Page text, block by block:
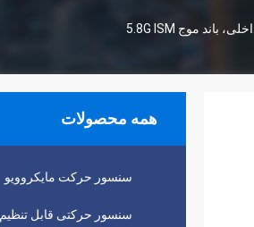
همه محصولات
سنسور حرکت مایکروویو
سنسور حرکتی قابل تنظیم